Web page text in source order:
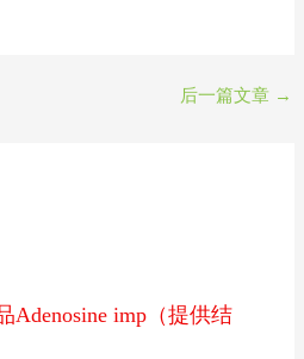
后一篇文章 →
Adenosine imp（提供结